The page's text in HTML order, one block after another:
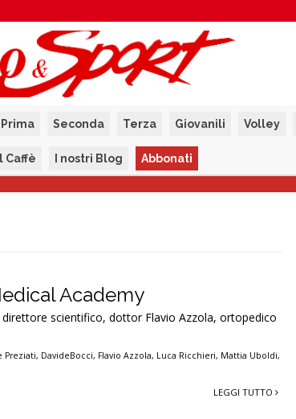
Prima Seconda Terza Giovanili Volley
Il Caffè I nostri Blog Abbonati
Academy
scientifico, dottor Flavio Azzola, ortopedico
Preziati, DavideBocci, Flavio Azzola, Luca Ricchieri, Mattia Uboldi,
LEGGI TUTTO